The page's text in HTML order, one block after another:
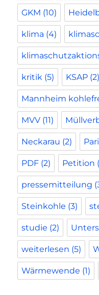
GKM (10)
klima (4)
kritik (5) KSAP (2)
Mannheim
MVV (11)
Neckarau (2)
PDF (2) Petition
pressemitteilung
Steinkohle (3)
studie (2)
weiterlesen (5)
Wärmewende (1)